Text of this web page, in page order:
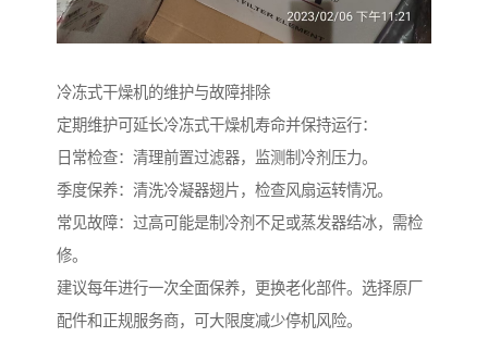
冷冻式干燥机的维护与故障排除
定期维护可延长冷冻式干燥机寿命并保持运行：
日常检查：清理前置过滤器，监测制冷剂压力。
季度保养：清洗冷凝器翅片，检查风扇运转情况。
常见故障：过高可能是制冷剂不足或蒸发器结冰，需检
修。
建议每年进行一次全面保养，更换老化部件。选择原厂
配件和正规服务商，可大限度减少停机风险。